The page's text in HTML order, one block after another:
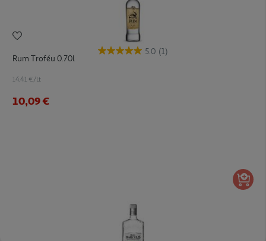
5.0 (1)
Rum Troféu 0.70l
14.41 €/Lt
10,09 €